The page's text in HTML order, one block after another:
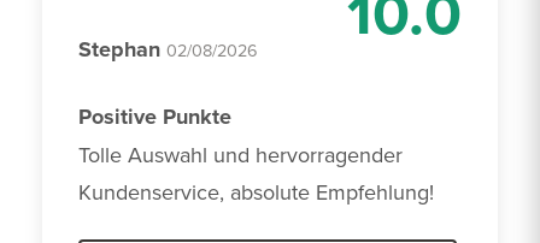
Stephan 02/08/2026
Positive Punkte
Tolle Auswahl und hervorragender
Kundenservice, absolute Empfehlung!